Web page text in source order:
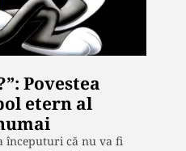
Povestea
etern al
începuturi că nu va fi